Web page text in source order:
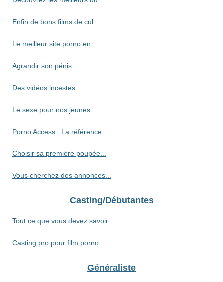
Enfin de bons films de cul...
Le meilleur site porno en...
Agrandir son pénis...
Des vidéos incestes...
Le sexe pour nos jeunes...
Porno Access : La référence...
Choisir sa première poupée...
Vous cherchez des annonces...
Casting/Débutantes
Tout ce que vous devez savoir...
Casting pro pour film porno...
Généraliste